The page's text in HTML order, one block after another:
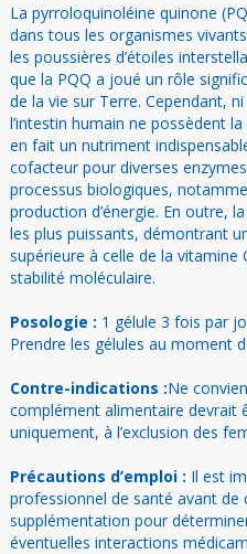
La pyrroloquinoléine quinone
dans tous les organismes
les poussières d’étoiles
que la PQQ a joué un rôle
de la vie sur Terre. Cependant,
l’intestin humain ne possèdent
en fait un nutriment
cofacteur pour diverses
processus biologiques,
production d’énergie. En outre,
les plus puissants, démontrant
supérieure à celle de la vitamine
stabilité moléculaire.
Posologie : 1 gélule 3 fois par
Prendre les gélules au moment
Contre-indications :Ne
complément alimentaire devrait
uniquement, à l’exclusion des
Précautions d’emploi : Il est
professionnel de santé avant
supplémentation pour
éventuelles interactions